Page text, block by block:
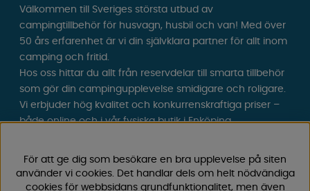
Välkommen till Sveriges största utbud av
campingtillbehör för husvagn, husbil och van! Med över
50 års erfarenhet är vi din självklara partner för allt inom
camping och fritid.
Hos oss hittar du allt från reservdelar till smarta tillbehör
som gör din campingupplevelse smidigare och roligare.
Vi erbjuder hög kvalitet och konkurrenskraftiga priser –
både online och i vår fysiskabutik i Enköping.
Följ oss på Facebook och Instagram för inspiration,
nyheter och exklusiva erbjudanden. Campinglivet börjar
hos oss!
För att ge dig som besökare en bra upplevelse på siten
använder vi cookies. Det handlar dels om helt nödvändiga
cookies för webbsidans grundfunktionalitet, men även